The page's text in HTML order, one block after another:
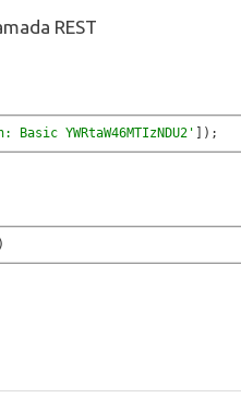
REST
YWRtaW46MTIzNDU2' ] ) ;
)